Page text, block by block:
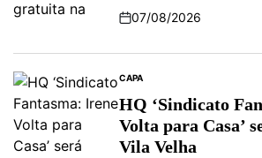
07/08/2026
CAPA
HQ ‘Sindicato
Volta para Casa’
Vila Velha